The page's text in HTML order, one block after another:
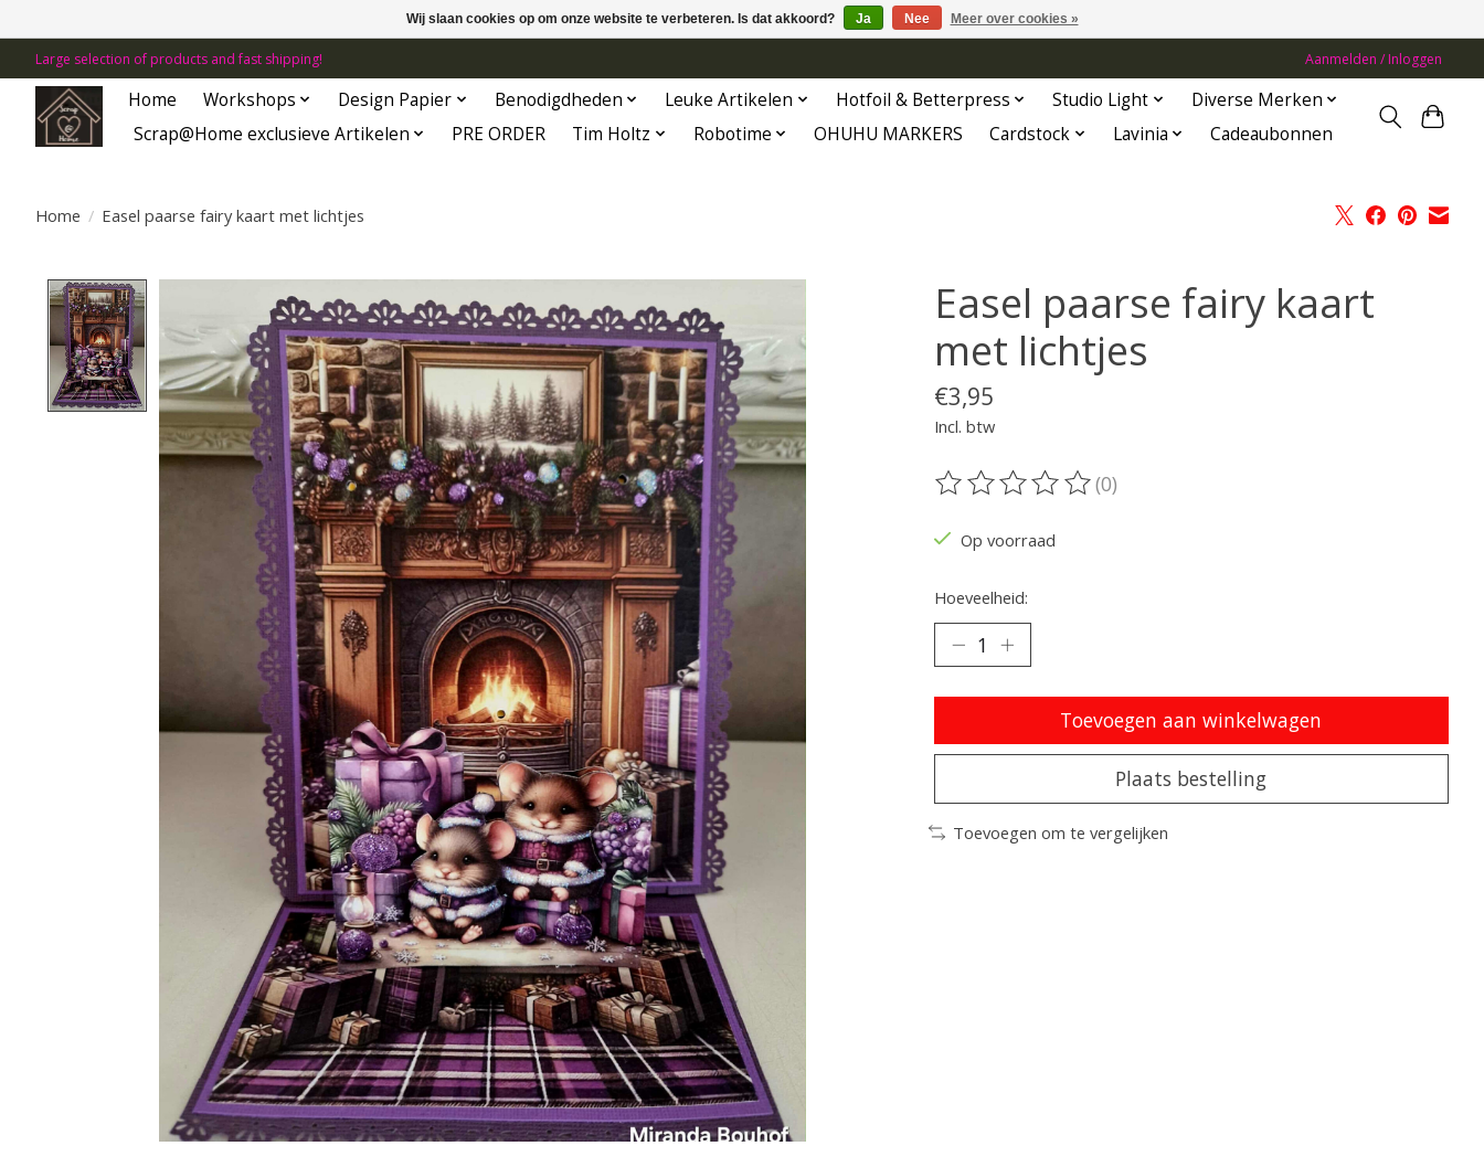
Large selection of products and fast shipping! Aanmelden / Inloggen
Home Workshops Design Papier Benodigdheden Leuke Artikelen Hotfoil & Betterpress Studio Light
Diverse Merken
Scrap@Home exclusieve Artikelen
PRE ORDER Tim Holtz Robotime OHUHU MARKERS Cardstock Lavinia Cadeaubonnen
Home / Easel paarse fairy kaart met lichtjes
Product image slideshow Items
Easel paarse fairy kaart
met lichtjes
€3,95
Incl. btw
De beoordeling van dit product is
(0)
Op voorraad
Hoeveelheid:
Toevoegen aan winkelwagen
Plaats bestelling
Toevoegen om te vergelijken
Wij slaan cookies op om onze website te verbeteren. Is dat akkoord? Ja Nee Meer over cookies »